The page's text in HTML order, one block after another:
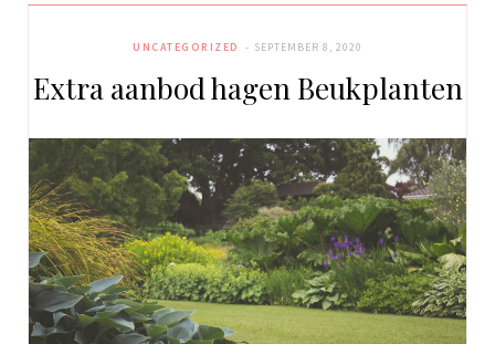
UNCATEGORIZED SEPTEMBER 8, 2020
Extra aanbod hagen Beukplanten